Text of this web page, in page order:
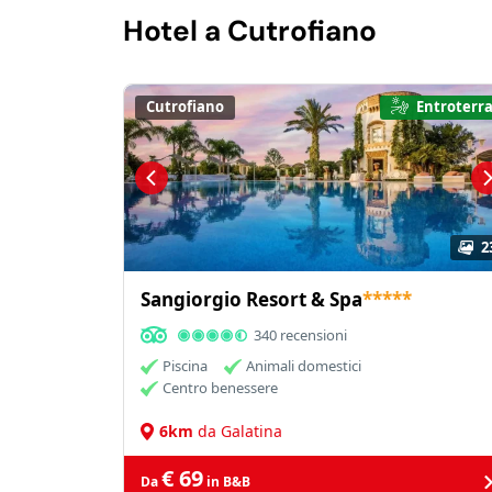
Hotel a Cutrofiano
Cutrofiano
Sangiorgio Resort & Spa*****
340 recensioni
Piscina
Animali domestici
Centro benessere
6km da Galatina
Da€ 69 in B&B